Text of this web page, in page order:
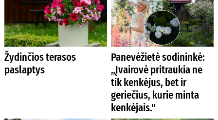
Žydinčios terasos
paslaptys
Panevėžietė sodininkė:
„Įvairovė pritraukia ne
tik kenkėjus, bet ir
geriečius, kurie minta
kenkėjais."